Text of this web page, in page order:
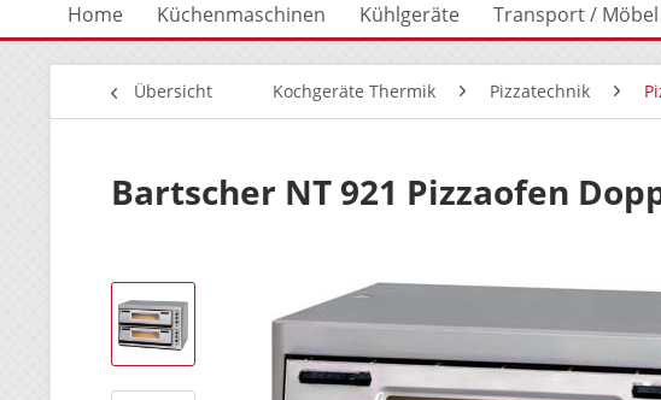
Home Küchenmaschinen Kühlgeräte Transport / Möbel
Übersicht Kochgeräte Thermik Pizzatechnik
Bartscher NT 921 Pizzaofen